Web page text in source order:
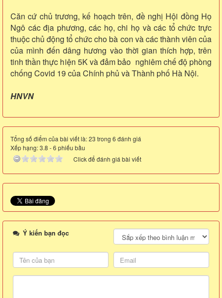
Căn cứ chủ trương, kế hoạch trên, đề nghị Hội đồng Họ
Ngô các địa phương, các họ, chi họ và các tổ chức trực
thuộc chủ động tổ chức cho bà con và các thành viên của
của mình đến dâng hương vào thời gian thích hợp, trên
tinh thần thực hiện 5K và đảm bảo nghiêm chế độ phòng
chống Covid 19 của Chính phủ và Thành phố Hà Nội.
HNVN
Tổng số điểm của bài viết là: 23 trong 6 đánh giá
Xếp hạng:3.8 -6 phiếu bầu
Click để đánh giá bài viết
Ý kiến bạn đọc